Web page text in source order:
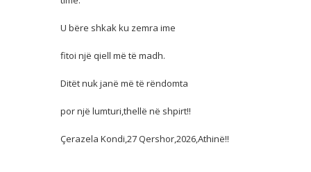
U bëre shkak ku zemra ime
fitoi një qiell më të madh.
Ditët nuk janë më të rëndomta
por një lumturi,thellë në shpirt!!
Çerazela Kondi,27 Qershor,2026,Athinë!!